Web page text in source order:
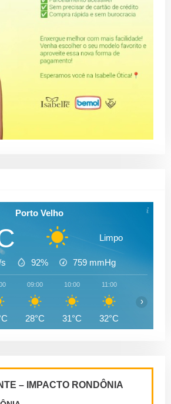
Porto Velho
Limpo
92% 759 mmHg
09:00
28°C
10:00
31°C
11:00
32°C
›
– IMPACTO RONDÔNIA